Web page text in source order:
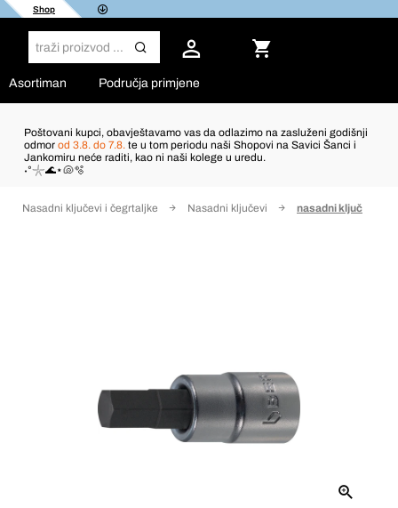
Shop
Asortiman Područja primjene
Poštovani kupci, obavještavamo vas da odlazimo na zasluženi godišnji
odmor od 3.8. do 7.8. te u tom periodu naši Shopovi na Savici Šanci i
Jankomiru neće raditi, kao ni naši kolege u uredu.
˖°𓇼🌊⋆🐚🫧
Nasadni ključevi i čegrtaljke Nasadni ključevi nasadni ključ